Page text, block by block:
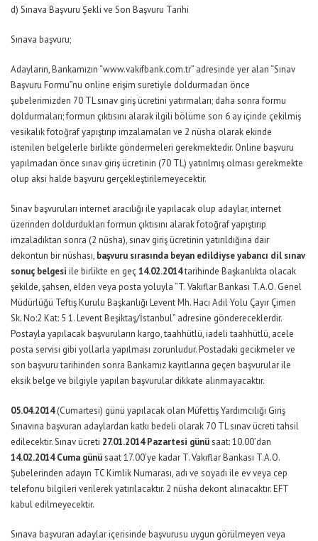
d) Sınava Başvuru Şekli ve Son Başvuru Tarihi
Sınava başvuru;
Adayların, Bankamızın “www.vakifbank.com.tr” adresinde yer alan “Sınav
Başvuru Formu”nu online erişim suretiyle doldurmadan önce
şubelerimizden 70 TL sınav giriş ücretini yatırmaları; daha sonra formu
doldurmaları; formun çıktısını alarak ilgili bölüme son 6 ay içinde çekilmiş
vesikalık fotoğraf yapıştırıp imzalamaları ve 2 nüsha olarak ekinde
istenilen belgelerle birlikte göndermeleri gerekmektedir. Online başvuru
yapılmadan önce sınav giriş ücretinin (70 TL) yatırılmış olması gerekmekte
olup aksi halde başvuru gerçekleştirilemeyecektir.
Sınav başvuruları internet aracılığı ile yapılacak olup adaylar, internet
üzerinden doldurdukları formun çıktısını alarak fotoğraf yapıştırıp
imzaladıktan sonra (2 nüsha), sınav giriş ücretinin yatırıldığına dair
dekontun bir nüshası, başvuru sırasında beyan edildiyse yabancı dil sınav
sonuç belgesi ile birlikte en geç14.02.2014tarihinde Başkanlıkta olacak
şekilde, şahsen, elden veya posta yoluyla “T. Vakıflar Bankası T.A.O. Genel
Müdürlüğü Teftiş Kurulu Başkanlığı Levent Mh. Hacı Adil Yolu Çayır Çimen
Sk. No:2 Kat: 5 1. Levent Beşiktaş/İstanbul” adresine göndereceklerdir.
Postayla yapılacak başvuruların kargo, taahhütlü, iadeli taahhütlü, acele
posta servisi gibi yollarla yapılması zorunludur. Postadaki gecikmeler ve
son başvuru tarihinden sonra Bankamız kayıtlarına geçen başvurular ile
eksik belge ve bilgiyle yapılan başvurular dikkate alınmayacaktır.
05.04.2014(Cumartesi) günü yapılacak olan Müfettiş Yardımcılığı Giriş
Sınavına başvuran adaylardan katkı bedeli olarak 70 TL sınav ücreti tahsil
edilecektir. Sınav ücreti 27.01.2014 Pazartesi günüsaat: 10.00’dan
14.02.2014 Cuma günüsaat 17.00’ye kadar T. Vakıflar Bankası T.A.O.
Şubelerinden adayın TC Kimlik Numarası, adı ve soyadı ile ev veya cep
telefonu bilgileri verilerek yatırılacaktır. 2 nüsha dekont alınacaktır. EFT
kabul edilmeyecektir.
Sınava başvuran adaylar içerisinde başvurusu uygun görülmeyen veya